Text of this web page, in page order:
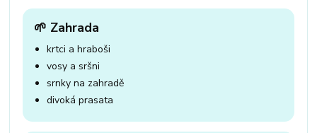
🌱 Zahrada
krtci a hraboši
vosy a sršni
srnky na zahradě
divoká prasata